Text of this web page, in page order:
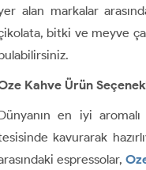
alan markalar
bitki ve meyve
Kahve Ürün
en iyi
kavurarak
espressolar,